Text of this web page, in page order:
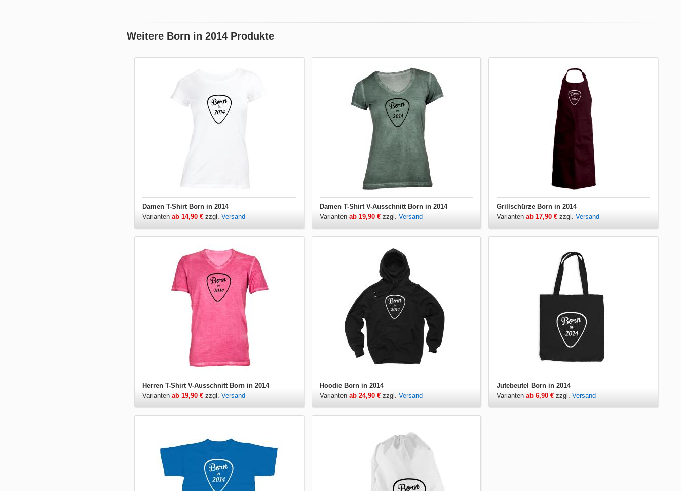
Weitere Born in 2014 Produkte
Damen T-Shirt Born in 2014
Varianten ab 14,90 € zzgl. Versand
Damen T-Shirt V-Ausschnitt Born in 2014
Varianten ab 19,90 €zzgl. Versand
Grillschürze Born in 2014
Variantenab 17,90 € zzgl.Versand
Herren T-Shirt V-Ausschnitt Born in 2014
Varianten ab 19,90 € zzgl. Versand
Hoodie Born in 2014
Varianten ab 24,90 €zzgl. Versand
Jutebeutel Born in 2014
Variantenab 6,90 € zzgl.Versand